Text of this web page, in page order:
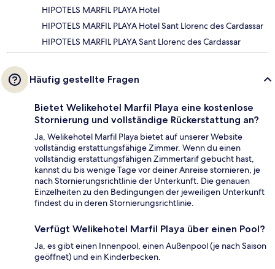
HIPOTELS MARFIL PLAYA Hotel
HIPOTELS MARFIL PLAYA Hotel Sant Llorenc des Cardassar
HIPOTELS MARFIL PLAYA Sant Llorenc des Cardassar
Häufig gestellte Fragen
Bietet Welikehotel Marfil Playa eine kostenlose
Stornierung und vollständige Rückerstattung an?
Ja, Welikehotel Marfil Playa bietet auf unserer Website
vollständig erstattungsfähige Zimmer. Wenn du einen
vollständig erstattungsfähigen Zimmertarif gebucht hast,
kannst du bis wenige Tage vor deiner Anreise stornieren, je
nach Stornierungsrichtlinie der Unterkunft. Die genauen
Einzelheiten zu den Bedingungen der jeweiligen Unterkunft
findest du in deren Stornierungsrichtlinie.
Verfügt Welikehotel Marfil Playa über einen Pool?
Ja, es gibt einen Innenpool, einen Außenpool (je nach Saison
geöffnet) und ein Kinderbecken.